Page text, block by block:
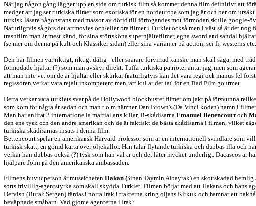
När jag någon gång lägger upp en sida om turkisk film så kommer denna film definitivt att
medger att jag ser turkiska filmer som exotiska för en nordeurope som jag är och ber om
turkisk läsare någonstans med massor av dötid till förfogandes mot förmodan skulle google-
Naturligtvis så görs det artmovies och/eller bra filmer i Turkiet också men i väst så är det nog
trashfilm man är mest känd, för sina störtsköna superhjältefilmer, egna sword and sandal
(se mer om denna på kult och Klassiker sidan) eller sina varianter på action, sci-fi, westerns etc.
Den här filmen var riktigt, riktigt dålig - eller snarare förvirrad kanske man skall säga, med
förmodade hjältar (?) som man avskyr direkt. Tuffa turkiska patrioter antar jag, men som
att man inte vet om de är hjältar eller skurkar (naturligtvis kan det vara regi och manus fel
regissören verkar vara rejält inkompetent men rätt kul är det iaf. för en Bad Film gourmet.
Detta verkar vara turkiets svar på de Hollywood blockbuster filmer om jakt på försvunna
som kom för några år sedan och man t.o.m nämner Dan Brown's (Da Vinci koden) namn i
Man har anlitat 2 internationella martial arts killar, B-skådisarna Emanuel Bettencourtoch
den ene tysk och den andre amerikan och de är faktiskt de bästa skådisarna i filmen, vilket
turkiska skådisarnas insats i denna film.
Bettencourt spelar en amerikansk Harvard professor som är en internationell svindlare som
turkisk skatt, en gömd karta över oljekällor. Han talar flytande turkiska och dubbas illa och
verkar han dubbas också (?) tysk som han väl är och det låter mycket underligt. Dacascos är
hjälpare John på den amerikanska ambassaden.
Filmens huvudperson är museichefen Hakan (Sinan Taymin Albayrak) en skottskadad hemlig
sorts frivillig-agentstyrka som skall skydda Turkiet. Filmen börjar med att Hakans och hans
Dervish (Burak Sergen) färdas i norra Irak i trakterna kring oljans Kirkuk och hamnar ett
beväpnade småbarn. Vad gjorde agenterna i Irak?